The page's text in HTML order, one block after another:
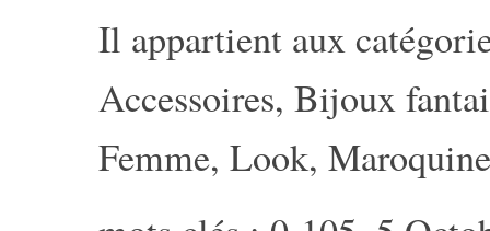
Il appartient aux
Accessoires, Bijoux
Femme, Look,